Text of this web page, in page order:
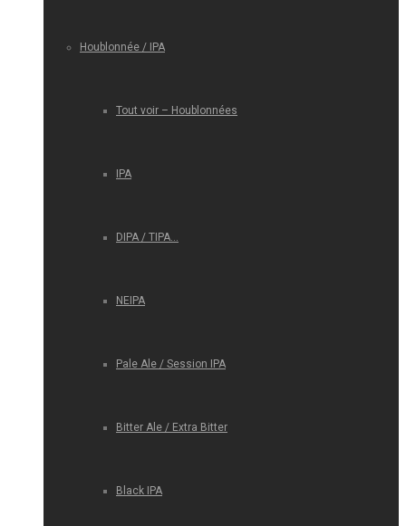
Houblonnée / IPA
Tout voir – Houblonnées
IPA
DIPA / TIPA…
NEIPA
Pale Ale / Session IPA
Bitter Ale / Extra Bitter
Black IPA